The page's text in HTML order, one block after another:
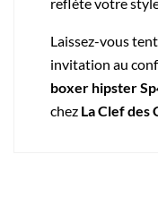
Laissez-vous
invitation au
boxer hipster
chez La Clef des